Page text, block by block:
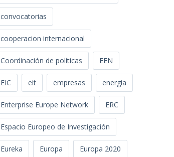
convocatorias
cooperacion internacional
Coordinación de políticas EEN
EIC eit empresas energía
Enterprise Europe Network ERC
Espacio Europeo de Investigación
Eureka Europa Europa 2020